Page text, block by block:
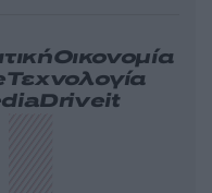
Οικονομία
Τεχνολογία
Driveit